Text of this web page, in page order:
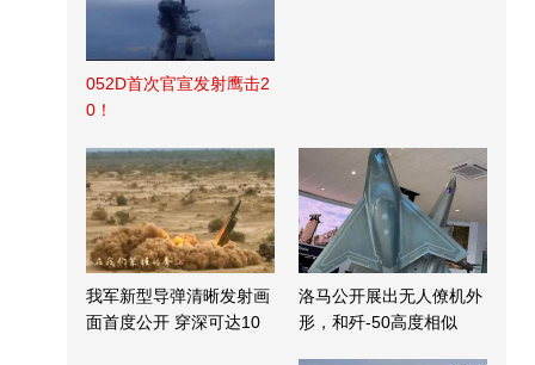
052D首次官宣发射鹰击2
0！
我军新型导弹清晰发射画
面首度公开 穿深可达10
洛马公开展出无人僚机外
形，和歼-50高度相似